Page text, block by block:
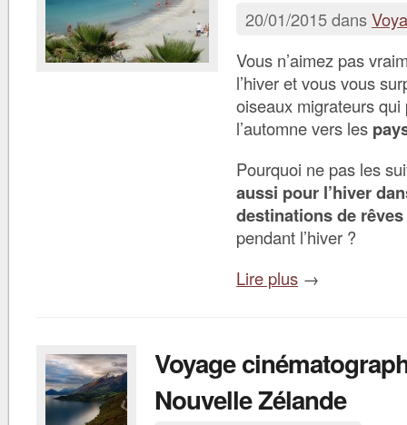
20/01/2015 dans
Vous n’aimez pas
l’hiver et vous vous
oiseaux migrateurs
l’automne vers les
Pourquoi ne pas les
aussi pour l’hiver
destinations de rêves
pendant l’hiver ?
Lire plus →
Voyage
Nouvelle Zélande